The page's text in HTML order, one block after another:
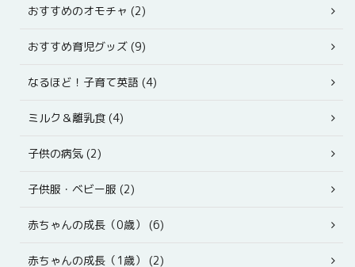
おすすめのオモチャ (2)
おすすめ育児グッズ (9)
なるほど！子育て英語 (4)
ミルク＆離乳食 (4)
子供の病気 (2)
子供服・ベビー服 (2)
赤ちゃんの成長（0歳） (6)
赤ちゃんの成長（1歳） (2)